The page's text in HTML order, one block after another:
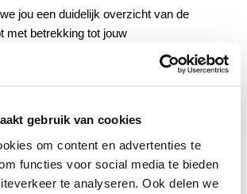
gebruik van cookies
om content en advertenties te
functies voor social media te bieden
te analyseren. Ook delen we
jou een duidelijk overzicht van de
met betrekking tot jouw
en ons gebruik/onze verwerking hiervan.
op minimale wijze
verzamelen en verwerken, vinden wij het
(artikel 15 AVG)